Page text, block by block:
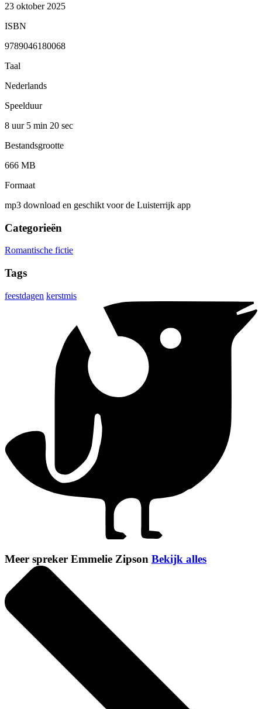
23 oktober 2025
ISBN
9789046180068
Taal
Nederlands
Speelduur
8 uur 5 min 20 sec
Bestandsgrootte
666 MB
Formaat
mp3 download en geschikt voor de Luisterrijk app
Categorieën
Romantische fictie
Tags
feestdagen kerstmis
Meer spreker Emmelie Zipson Bekijk alles